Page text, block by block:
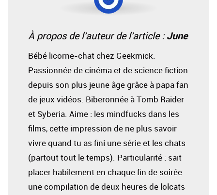
À propos de l'auteur de l'article : June
Bébé licorne-chat chez Geekmick.
Passionnée de cinéma et de science fiction
depuis son plus jeune âge grâce à papa fan
de jeux vidéos. Biberonnée à Tomb Raider
et Syberia. Aime : les mindfucks dans les
films, cette impression de ne plus savoir
vivre quand tu as fini une série et les chats
(partout tout le temps). Particularité : sait
placer habilement en chaque fin de soirée
une compilation de deux heures de lolcats